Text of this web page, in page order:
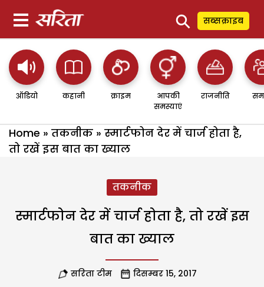
⚲ सब्सक्राइब
ऑडियो कहानी क्राइम
आपकी
समस्याएं
राजनीति
Home » तकनीक » स्मार्टफोन देर में चार्ज होता है,
तो रखें इस बात का ख्याल
तकनीक
स्मार्टफोन देर में चार्ज होता है, तो रखें इस
बात का ख्याल
सरिता टीम दिसम्बर 15, 2017